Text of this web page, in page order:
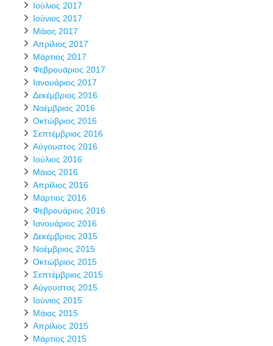
Ιούλιος 2017
Ιούνιος 2017
Μάιος 2017
Απρίλιος 2017
Μάρτιος 2017
Φεβρουάριος 2017
Ιανουάριος 2017
Δεκέμβριος 2016
Νοέμβριος 2016
Οκτώβριος 2016
Σεπτέμβριος 2016
Αύγουστος 2016
Ιούλιος 2016
Μάιος 2016
Απρίλιος 2016
Μάρτιος 2016
Φεβρουάριος 2016
Ιανουάριος 2016
Δεκέμβριος 2015
Νοέμβριος 2015
Οκτώβριος 2015
Σεπτέμβριος 2015
Αύγουστος 2015
Ιούνιος 2015
Μάιος 2015
Απρίλιος 2015
Μάρτιος 2015